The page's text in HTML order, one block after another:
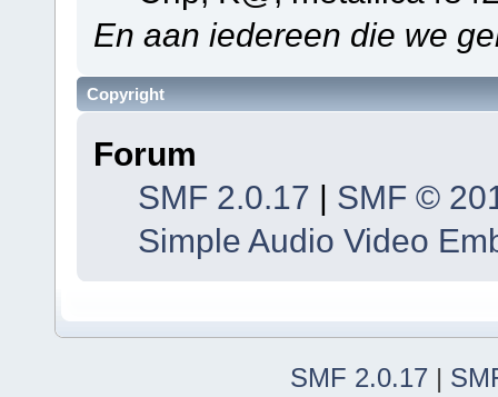
En aan iedereen die we
Copyright
Forum
SMF 2.0.17 | SMF ©
Simple Audio Video
SMF 2.0.17 |